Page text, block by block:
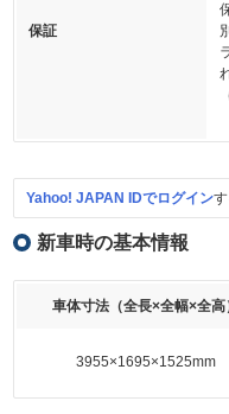
保証
Yahoo! JAPAN IDでログイン
新車時の基本情報
車体寸法（全長×全幅×全高
3955×1695×1525mm